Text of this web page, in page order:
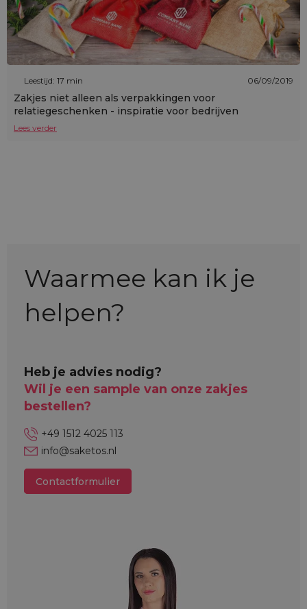
Leestijd: 17 min 06/09/2019
Zakjes niet alleen als verpakkingen voor
relatiegeschenken - inspiratie voor bedrijven
Lees verder
Waarmee kan ik je
helpen?
Heb je advies nodig?
Wil je een sample van onze zakjes
bestellen?
+49 1512 4025 113
info@saketos.nl
Contactformulier